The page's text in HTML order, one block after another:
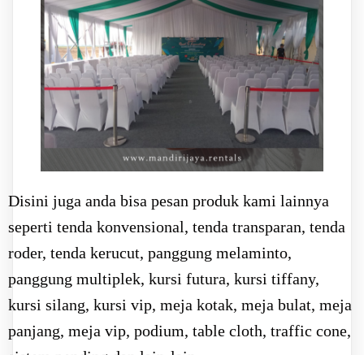
Disini juga anda bisa pesan produk kami lainnya
seperti tenda konvensional, tenda transparan, tenda
roder, tenda kerucut, panggung melaminto,
panggung multiplek, kursi futura, kursi tiffany,
kursi silang, kursi vip, meja kotak, meja bulat, meja
panjang, meja vip, podium, table cloth, traffic cone,